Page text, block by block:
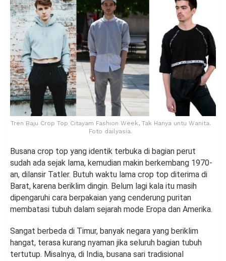
Tren Baju Crop Top Citayam Fashion Week, Tak Hanya untu Wanita.
Foto dailyasia.
Busana crop top yang identik terbuka di bagian perut
sudah ada sejak lama, kemudian makin berkembang 1970-
an, dilansir Tatler. Butuh waktu lama crop top diterima di
Barat, karena beriklim dingin. Belum lagi kala itu masih
dipengaruhi cara berpakaian yang cenderung puritan
membatasi tubuh dalam sejarah mode Eropa dan Amerika.
Sangat berbeda di Timur, banyak negara yang beriklim
hangat, terasa kurang nyaman jika seluruh bagian tubuh
tertutup. Misalnya, di India, busana sari tradisional